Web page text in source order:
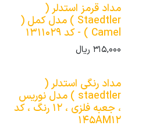
مداد قرمز استدلر (
Staedtler ) مدل کمل (
Camel ) - کد 1311029
315,000ریال
مداد رنگی استدلر (
staedtler ) مدل نوریس
، جعبه فلزی ، 12 رنگ ، کد
145AM12